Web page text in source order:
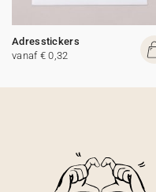
Adresstickers
vanaf € 0,32